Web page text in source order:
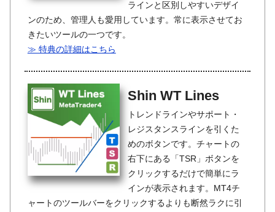
ラインと区別しやすいデザイ
ンのため、管理人も愛用しています。常に表示させてお
きたいツールの一つです。
≫ 特典の詳細はこちら
Shin WT Lines
トレンドラインやサポート・
レジスタンスラインを引くた
めのボタンです。チャートの
右下にある「TSR」ボタンを
クリックするだけで簡単にラ
インが表示されます。MT4チ
ャートのツールバーをクリックするよりも断然ラクに引